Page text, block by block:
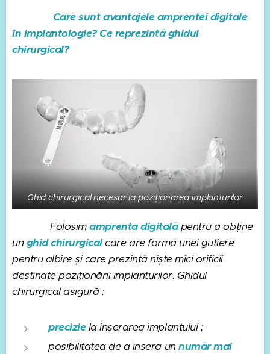
Care sunt avantajele amprentei digitale
în implantologie? Ce reprezintă ghidul
chirurgical?
Ghid chirurgical necesar la poziționarea implanturilor
Folosimamprenta digitalăpentru a obține
unghid chirurgicalcare are forma unei gutiere
pentru albire și care prezintă niște mici orificii
destinate poziționării implanturilor. Ghidul
chirurgical asigură :
preciziela inserarea implantului ;
posibilitatea de a insera unnumăr mai